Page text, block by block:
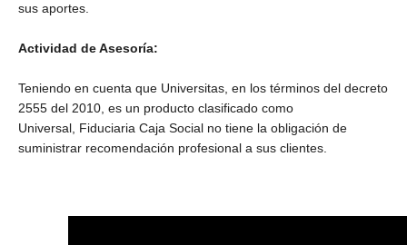
sus aportes.
Actividad de Asesoría:
Teniendo en cuenta que Universitas, en los términos del decreto
2555 del 2010, es un producto clasificado como
Universal, Fiduciaria Caja Social no tiene la obligación de
suministrar recomendación profesional a sus clientes.